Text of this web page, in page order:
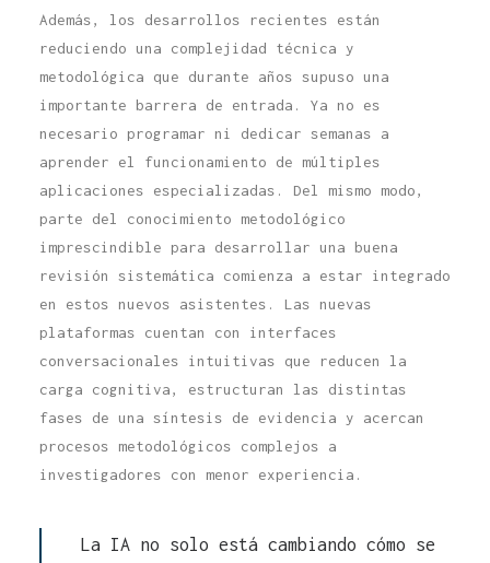
Además, los desarrollos recientes están
reduciendo una complejidad técnica y
metodológica que durante años supuso una
importante barrera de entrada. Ya no es
necesario programar ni dedicar semanas a
aprender el funcionamiento de múltiples
aplicaciones especializadas. Del mismo modo,
parte del conocimiento metodológico
imprescindible para desarrollar una buena
revisión sistemática comienza a estar integrado
en estos nuevos asistentes. Las nuevas
plataformas cuentan con interfaces
conversacionales intuitivas que reducen la
carga cognitiva, estructuran las distintas
fases de una síntesis de evidencia y acercan
procesos metodológicos complejos a
investigadores con menor experiencia.
La IA no solo está cambiando cómo se